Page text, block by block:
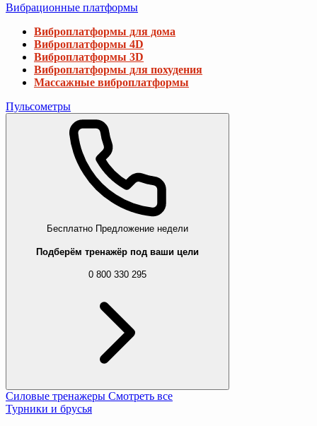
Вибрационные платформы
Виброплатформы для дома
Виброплатформы 4D
Виброплатформы 3D
Виброплатформы для похудения
Массажные виброплатформы
Пульсометры
Бесплатно Предложение недели
Подберём тренажёр под ваши цели
0 800 330 295
Силовые тренажеры Смотреть все
Турники и брусья